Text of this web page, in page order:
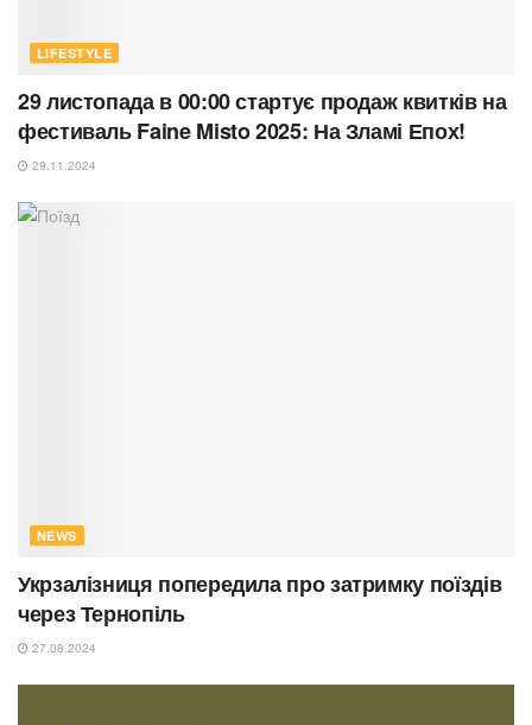
LIFESTYLE
29 листопада в 00:00 стартує продаж квитків на
фестиваль Faine Misto 2025: На Зламі Епох!
29.11.2024
NEWS
Укрзалізниця попередила про затримку поїздів
через Тернопіль
27.08.2024